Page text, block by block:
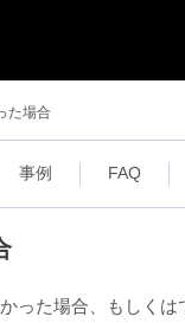
た場合
事例 FAQ
った場合、もしく